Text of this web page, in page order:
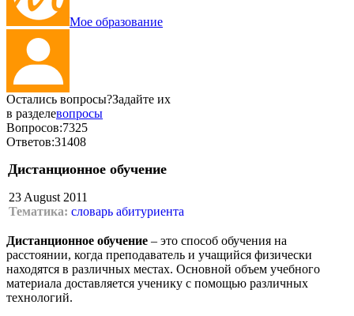
Мое образование
Остались вопросы?Задайте их
в разделевопросы
Вопросов:7325
Ответов:31408
Дистанционное обучение
23 August 2011
Тематика: словарь абитуриента
Дистанционное обучение – это способ обучения на
расстоянии, когда преподаватель и учащийся физически
находятся в различных местах. Основной объем учебного
материала доставляется ученику с помощью различных
технологий.